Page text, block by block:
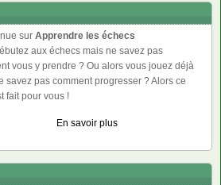
sur Apprendre les échecs
aux échecs mais ne savez pas
vous y prendre ? Ou alors vous jouez déjà
savez pas comment progresser ? Alors ce
fait pour vous !
En savoir plus